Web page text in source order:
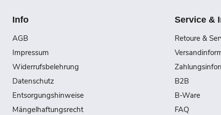
Info
AGB
Impressum
Widerrufsbelehrung
Datenschutz
Entsorgungshinweise
Mängelhaftungsrecht
Service &
Retoure &
B2B
B-Ware
FAQ